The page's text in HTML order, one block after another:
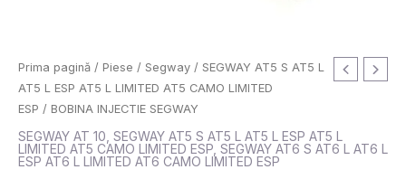
Prima pagină / Piese / Segway / SEGWAY AT5 S AT5 L
AT5 L ESP AT5 L LIMITED AT5 CAMO LIMITED
ESP / BOBINA INJECTIE SEGWAY
SEGWAY AT 10, SEGWAY AT5 S AT5 L AT5 L ESP AT5 L
LIMITED AT5 CAMO LIMITED ESP, SEGWAY AT6 S AT6 L AT6 L
ESP AT6 L LIMITED AT6 CAMO LIMITED ESP